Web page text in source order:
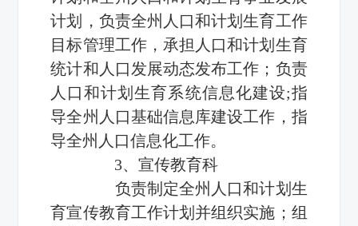
计划，负责全州人口和计划生育工作
目标管理工作，承担人口和计划生育
统计和人口发展动态发布工作；负责
人口和计划生育系统信息化建设;指
导全州人口基础信息库建设工作，指
导全州人口信息化工作。
3、宣传教育科
负责制定全州人口和计划生
育宣传教育工作计划并组织实施；组